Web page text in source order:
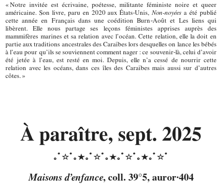
« Notre invitée est écrivaine, poétesse, militante féministe noire et queer
américaine. Son livre, paru en 2020 aux États-Unis, Non-noyées a été publié
cette année en Français dans une coédition Burn~Août et Les liens qui
libèrent. Elle nous partage ses leçons féministes apprises auprès des
mammifères marines et sa relation avec l’océan. Cette relation, elle la doit en
partie aux traditions ancestrales des Caraïbes lors desquelles on lance les bébés
à l’eau pour qu’ils se souviennent comment nager : ce souvenir-là, celui d’avoir
été jetée à l’eau, est resté en moi. Depuis, elle n’a cessé de nourrir cette
relation avec les océans, dans ces îles des Caraïbes mais aussi sur d’autres
côtes. »
À paraître, sept. 2025
Maisons d’enfance, coll. 39°5, auror·404